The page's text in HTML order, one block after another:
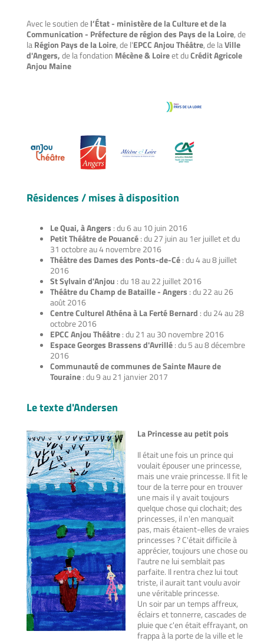
Avec le soutien del’État - ministère de la Culture et de la
Communication - Préfecture de région des Pays de la Loire, de
laRégion Pays de la Loire, de l'EPCC Anjou Théâtre, de laVille
d'Angers,de la fondation Mécène & Loireet duCrédit Agricole
Anjou Maine
Résidences / mises à disposition
Le Quai, à Angers : du 6 au 10 juin 2016
Petit Théâtre de Pouancé: du 27 juin au 1er juillet et du
31 octobre au 4 novembre 2016
Théâtre des Dames des Ponts-de-Cé: du 4 au 8 juillet
2016
St Sylvain d'Anjou : du 18 au 22 juillet 2016
Théâtre du Champ de Bataille - Angers : du 22 au 26
août 2016
Centre Culturel Athéna à La Ferté Bernard : du 24 au 28
octobre 2016
EPCC Anjou Théâtre: du 21 au 30 novembre 2016
Espace Georges Brassens d'Avrillé: du 5 au 8 décembre
2016
Communauté de communes de Sainte Maure de
Touraine: du 9 au 21 janvier 2017
Le texte d'Andersen
La Princesse au petit pois
Il était une fois un prince qui
voulait épouser une princesse,
mais une vraie princesse. Il fit le
tour de la terre pour en trouver
une mais il y avait toujours
quelque chose qui clochait; des
princesses, il n'en manquait
pas, mais étaient-elles de vraies
princesses ? C'était difficile à
apprécier, toujours une chose ou
l'autre ne lui semblait pas
parfaite. Il rentra chez lui tout
triste, il aurait tant voulu avoir
une véritable princesse.
Un soir par un temps affreux,
éclairs et tonnerre, cascades de
pluie que c'en était effrayant, on
frappa à la porte de la ville et le